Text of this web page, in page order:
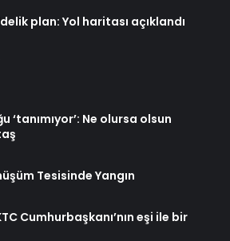
plan: Yol haritası açıklandı
‘tanımıyor’: Ne olursa olsun
Tesisinde Yangın
Cumhurbaşkanı’nın eşi ile bir